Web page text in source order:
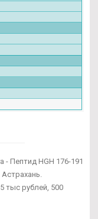
- Пептид HGH 176-191
тыс рублей, 500